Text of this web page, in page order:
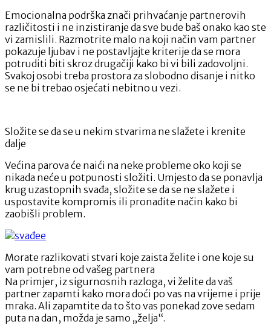
Emocionalna podrška znači prihvaćanje partnerovih
različitosti i ne inzistiranje da sve bude baš onako kao ste
vi zamislili. Razmotrite malo na koji način vam partner
pokazuje ljubav i ne postavljajte kriterije da se mora
potruditi biti skroz drugačiji kako bi vi bili zadovoljni.
Svakoj osobi treba prostora za slobodno disanje i nitko
se ne bi trebao osjećati nebitno u vezi.
Složite se da se u nekim stvarima ne slažete i krenite
dalje
Većina parova će naići na neke probleme oko koji se
nikada neće u potpunosti složiti. Umjesto da se ponavlja
krug uzastopnih svađa, složite se da se ne slažete i
uspostavite kompromis ili pronađite način kako bi
zaobišli problem.
Morate razlikovati stvari koje zaista želite i one koje su
vam potrebne od vašeg partnera
Na primjer, iz sigurnosnih razloga, vi želite da vaš
partner zapamti kako mora doći po vas na vrijeme i prije
mraka. Ali zapamtite da to što vas ponekad zove sedam
puta na dan, možda je samo „želja“.